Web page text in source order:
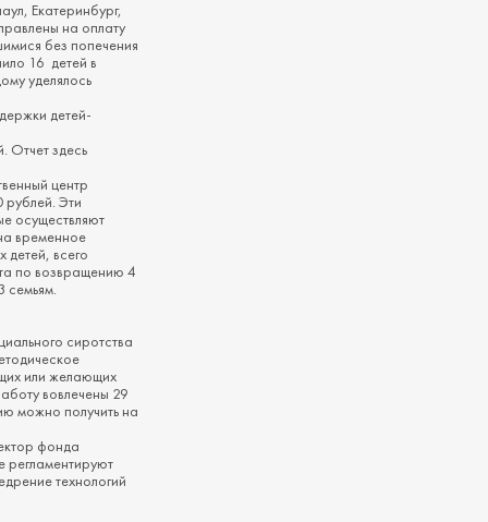
Екатеринбург,
на оплату
без попечения
16 детей в
уделялось
детей-
Отчет здесь
центр
рублей. Эти
осуществляют
временное
всего
по возвращению 4
семьям.
сиротства
или желающих
вовлечены 29
можно получить на
фонда
регламентируют
технологий